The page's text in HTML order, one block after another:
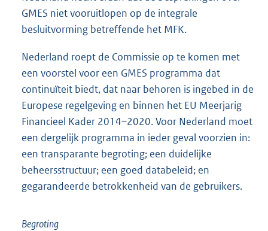
GMES niet vooruitlopen op de integrale
besluitvorming betreffende het MFK.
Nederland roept de Commissie op te komen met
een voorstel voor een GMES programma dat
continuïteit biedt, dat naar behoren is ingebed in de
Europese regelgeving en binnen het EU Meerjarig
Financieel Kader 2014–2020. Voor Nederland moet
een dergelijk programma in ieder geval voorzien in:
een transparante begroting; een duidelijke
beheersstructuur; een goed databeleid; en
gegarandeerde betrokkenheid van de gebruikers.
Begroting